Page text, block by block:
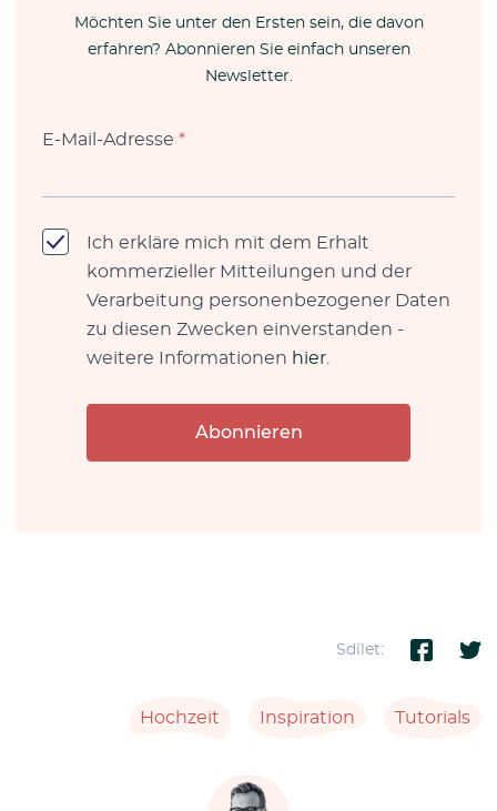
Möchten Sie unter den Ersten sein, die davon
erfahren? Abonnieren Sie einfach unseren
Newsletter.
E-Mail-Adresse *
Ich erkläre mich mit dem Erhalt
kommerzieller Mitteilungen und der
Verarbeitung personenbezogener Daten
zu diesen Zwecken einverstanden -
weitere Informationen hier
Abonnieren
Sdílet:
Hochzeit Inspiration Tutorials